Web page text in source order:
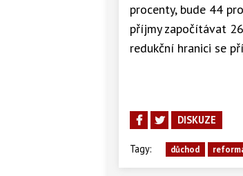
procenty, bude 44
příjmy započítávat
redukční hranici se
DISKUZE
Tagy: důchod